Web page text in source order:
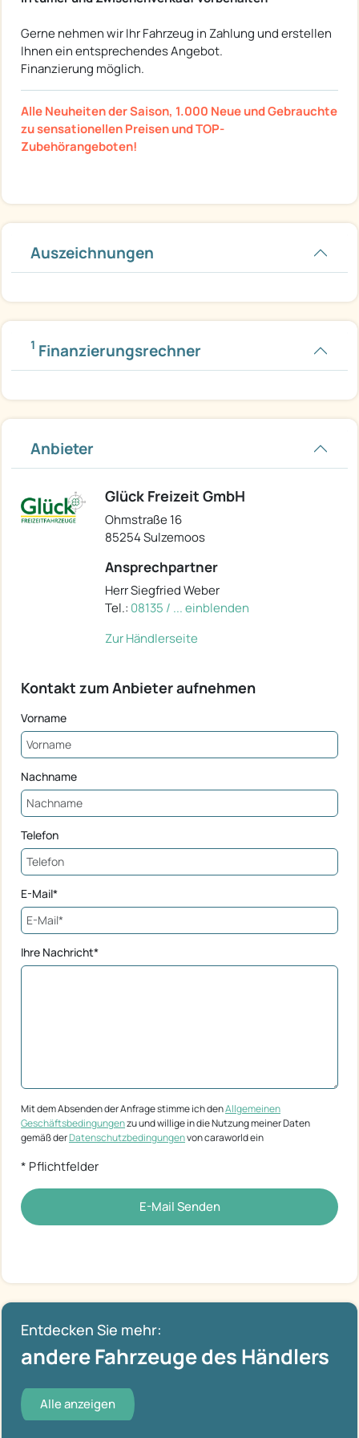
Gerne nehmen wir Ihr Fahrzeug in Zahlung und erstellen
Ihnen ein entsprechendes Angebot.
Finanzierung möglich.
Alle Neuheiten der Saison, 1.000 Neue und Gebrauchte
zu sensationellen Preisen und TOP-
Zubehörangeboten!
Auszeichnungen
1 Finanzierungsrechner
Anbieter
Glück Freizeit GmbH
Ohmstraße 16
85254 Sulzemoos
Ansprechpartner
Herr Siegfried Weber
Tel.: 08135 / ... einblenden
Zur Händlerseite
Kontakt zum Anbieter aufnehmen
Vorname
Nachname
Telefon
E-Mail*
Ihre Nachricht*
Mit dem Absenden der Anfrage stimme ich denAllgemeinen
Geschäftsbedingungenzu und willige in die Nutzung meiner Daten
gemäß derDatenschutzbedingungenvon caraworld ein
* Pflichtfelder
E-Mail Senden
Entdecken Sie mehr:
andere Fahrzeuge des Händlers
Alle anzeigen